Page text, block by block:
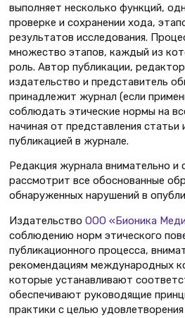
выполняет несколько функций,
проверке и сохранении хода,
результатов исследования.
множество этапов, каждый из
роль. Автор публикации,
издательство и представитель
принадлежит журнал (если
соблюдать этические нормы на
начиная от представления статьи
публикацией в журнале.
Редакция журнала внимательно и
рассмотрит все обоснованные
обнаруженных нарушений в
Издательство ООО «Бионика
соблюдению норм этического
публикационного процесса,
рекомендациям международных
которые устанавливают
обеспечивают руководящие
практики с целью